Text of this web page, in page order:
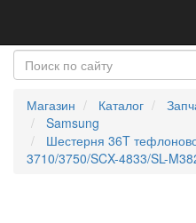
Магазин Каталог
Samsung
Шестерня 36T
3710/3750/SCX-4833/SL-